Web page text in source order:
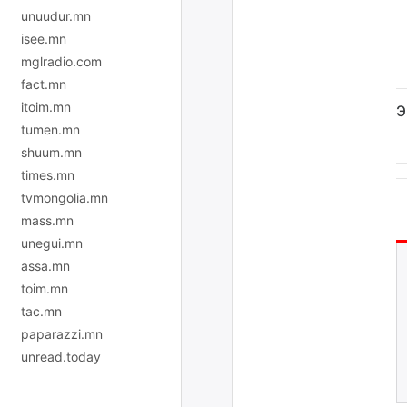
unuudur.mn
isee.mn
mglradio.com
fact.mn
itoim.mn
tumen.mn
shuum.mn
times.mn
tvmongolia.mn
mass.mn
unegui.mn
assa.mn
toim.mn
tac.mn
paparazzi.mn
unread.today